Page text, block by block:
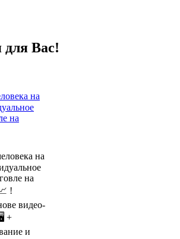
Вас!
на
на
!
видео-
+
и